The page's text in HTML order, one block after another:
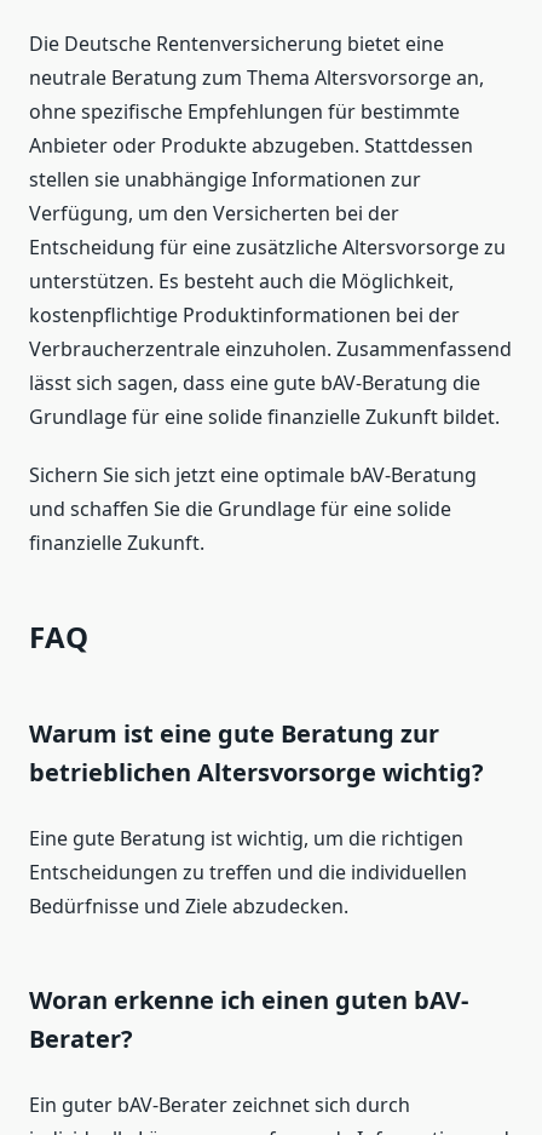
Die Deutsche Rentenversicherung bietet eine
neutrale Beratung zum Thema Altersvorsorge an,
ohne spezifische Empfehlungen für bestimmte
Anbieter oder Produkte abzugeben. Stattdessen
stellen sie unabhängige Informationen zur
Verfügung, um den Versicherten bei der
Entscheidung für eine zusätzliche Altersvorsorge zu
unterstützen. Es besteht auch die Möglichkeit,
kostenpflichtige Produktinformationen bei der
Verbraucherzentrale einzuholen. Zusammenfassend
lässt sich sagen, dass eine gute bAV-Beratung die
Grundlage für eine solide finanzielle Zukunft bildet.
Sichern Sie sich jetzt eine optimale bAV-Beratung
und schaffen Sie die Grundlage für eine solide
finanzielle Zukunft.
FAQ
Warum ist eine gute Beratung zur
betrieblichen Altersvorsorge wichtig?
Eine gute Beratung ist wichtig, um die richtigen
Entscheidungen zu treffen und die individuellen
Bedürfnisse und Ziele abzudecken.
Woran erkenne ich einen guten bAV-
Berater?
Ein guter bAV-Berater zeichnet sich durch